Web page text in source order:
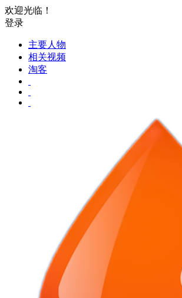
欢迎光临！
登录
主要人物
相关视频
淘客